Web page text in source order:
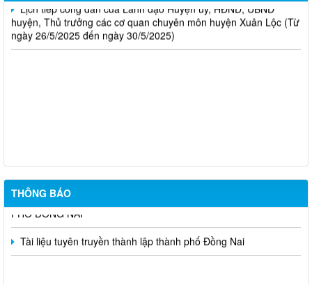
huyện, Thủ trưởng các cơ quan chuyên môn huyện Xuân Lộc (Từ
ngày 26/5/2025 đến ngày 30/5/2025)
THÔNG BÁO
SẢN TRÊN ĐƯỜNG
HÔM NAY – 18/5/2026, LỄ CÔNG BỐ THÀNH LẬP THÀNH
PHỐ ĐỒNG NAI
Tài liệu tuyên truyền thành lập thành phố Đồng Nai